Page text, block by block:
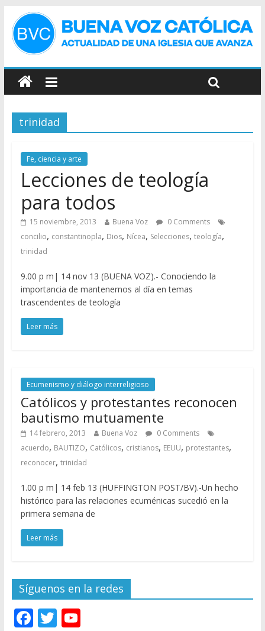
trinidad
Fe, ciencia y arte
Lecciones de teología
para todos
15 noviembre, 2013 Buena Voz
0 Comments
concilio, constantinopla, Dios, Nícea, Selecciones, teología,
trinidad
9.00 p m| 14 nov 13 (BUENA VOZ).- Conociendo la
importancia de mantenernos al día en temas
trascendentes de teología
Leer más
Ecumenismo y diálogo interreligioso
Católicos y protestantes reconocen
bautismo mutuamente
14 febrero, 2013 Buena Voz
0 Comments
acuerdo, BAUTIZO, Católicos, cristianos, EEUU, protestantes,
reconocer, trinidad
1.00 p m| 14 feb 13 (HUFFINGTON POST/BV).-Un hecho
histórico para las relaciones ecuménicas sucedió en la
primera semana de
Leer más
Síguenos en la redes
F T Y